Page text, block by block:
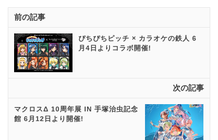
前の記事
ぴちぴちピッチ × カラオケの鉄人 6
月4日よりコラボ開催!
次の記事
マクロスΔ 10周年展 IN 手塚治虫記念
館 6月12日より開催!